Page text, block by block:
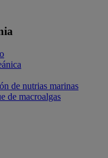
de nutrias marinas
de macroalgas